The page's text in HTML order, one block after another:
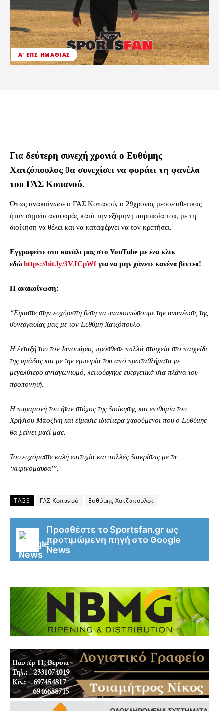
Α' ΕΠΣ ΗΜΑΘΊΑΣ
Για δεύτερη συνεχή χρονιά ο Ευθύμης
Χατζόπουλος θα συνεχίσει να φοράει τη φανέλα
του ΓΑΣ Κοπανού.
Όπως ανακοίνωσε ο ΓΑΣ Κοπανού, ο 29χρονος μεσοεπιθετικός
ήταν σημείο αναφοράς κατά την εξάμηνη παρουσία του, με τη
διοίκηση να θέλει και να καταφέρνει να τον κρατήσει.
Εγγραφείτε στο κανάλι μας στο YouTube με ένα κλικ
εδώ https://bit.ly/3VJCpWfγια να μην χάνετε κανένα βίντεο!
Η ανακοίνωση:
“Είμαστε στην ευχάριστη θέση να ανακοινώσουμε την ανανέωση της
συνεργασίας μας με τον Ευθύμη Χατζόπουλο.
Η ένταξή του τον Ιανουάριο, πρόσθεσε πολλά στοιχεία στο παιχνίδι
της ομάδας και με την εμπειρία του από πρωταθλήματα με
μεγαλύτερο ανταγωνισμό, λειτούργησε ευεργετικά στα πλάνα του
προπονητή.
Η παραμονή του ήταν στόχος της διοίκησης και επιθυμία του
Χρήστου Μποζίνη και είμαστε ιδιαίτερα χαρούμενοι που ο Ευθύμης
θα μείνει μαζί μας.
Του ευχόμαστε καλή επιτυχία και πολλές διακρίσεις με τα
‘κιτρινόμαυρα'”.
TAGS ΓΑΣ Κοπανού Ευθύμης Χατζόπουλος
Προσθέστε το Sportsfan.gr ως
προτιμώμενη πηγή στο Google
News